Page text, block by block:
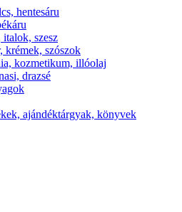
hentesáru
italok, szesz
krémek, szószok
kozmetikum, illóolaj
drazsé
ajándéktárgyak, könyvek